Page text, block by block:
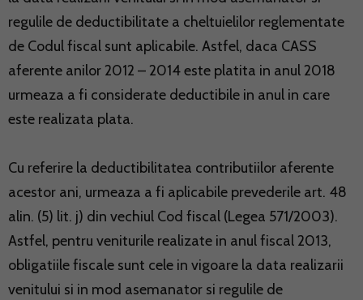
regulile de deductibilitate a cheltuielilor reglementate
de Codul fiscal sunt aplicabile. Astfel, daca CASS
aferente anilor 2012 – 2014 este platita in anul 2018
urmeaza a fi considerate deductibile in anul in care
este realizata plata.
Cu referire la deductibilitatea contributiilor aferente
acestor ani, urmeaza a fi aplicabile prevederile art. 48
alin. (5) lit. j) din vechiul Cod fiscal (Legea 571/2003).
Astfel, pentru veniturile realizate in anul fiscal 2013,
obligatiile fiscale sunt cele in vigoare la data realizarii
venitului si in mod asemanator si regulile de